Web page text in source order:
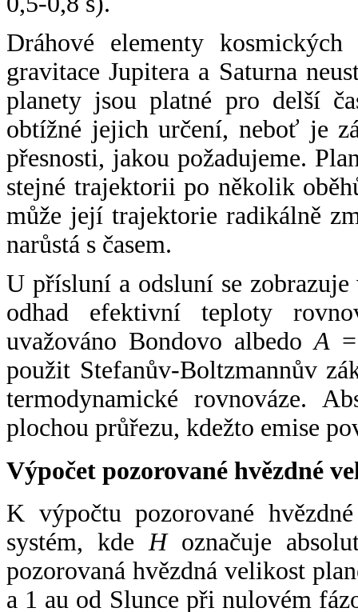
Dráhové elementy
gravitace Jupitera a Saturna
planety jsou platné pro delší
obtížné jejich určení, neboť je
přesnosti, jakou požadujeme.
stejné trajektorii po několik
může její trajektorie radikálně
narůstá s časem.
U přísluní a odsluní se
odhad efektivní teploty
uvažováno Bondovo albedoA
použit Stefanův-Boltzmannův
termodynamické rovnováze.
plochou průřezu, kdežto emise
Výpočet pozorované hvězdné
K výpočtu pozorované
systém, kde Hoznačuje
pozorovaná hvězdná velikost
a 1 au od Slunce při nulovém